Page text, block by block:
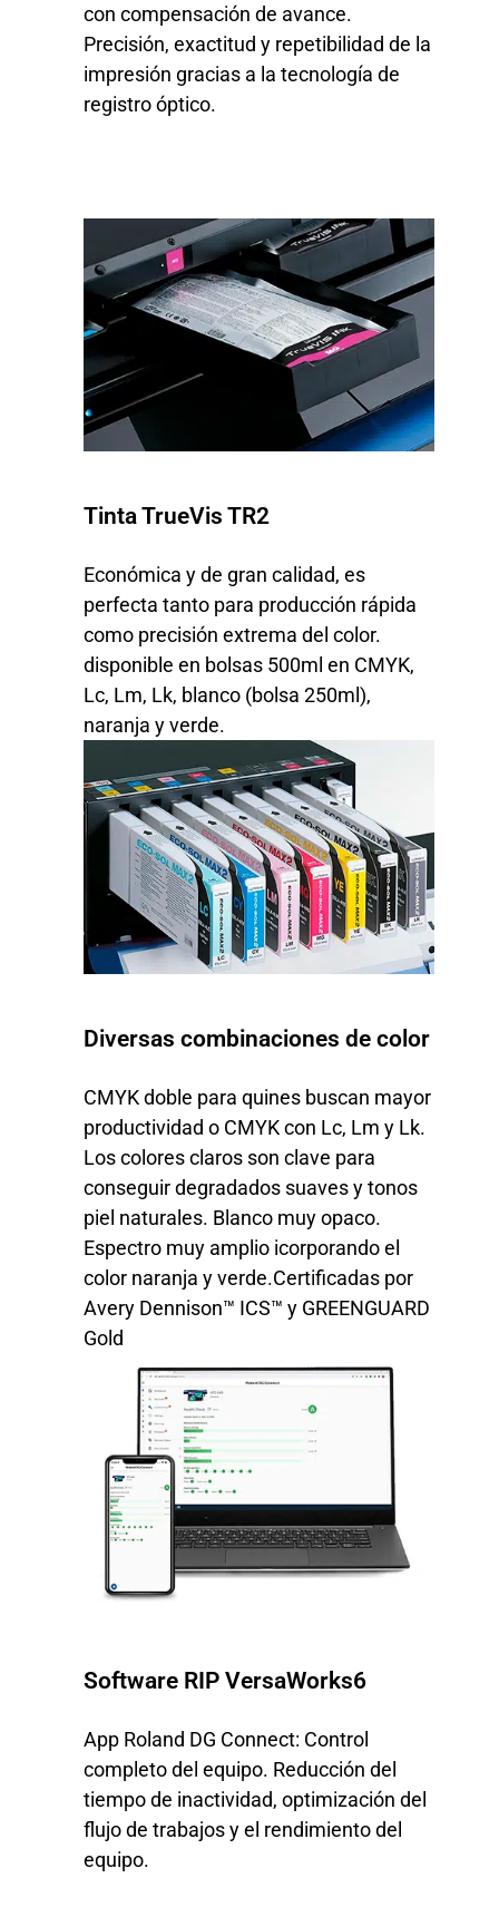
con compensación de avance.
Precisión, exactitud y repetibilidad de la
impresión gracias a la tecnología de
registro óptico.
Tinta TrueVis TR2
Económica y de gran calidad, es
perfecta tanto para producción rápida
como precisión extrema del color.
disponible en bolsas 500ml en CMYK,
Lc, Lm, Lk, blanco (bolsa 250ml),
naranja y verde.
Diversas combinaciones de color
CMYK doble para quines buscan mayor
productividad o CMYK con Lc, Lm y Lk.
Los colores claros son clave para
conseguir degradados suaves y tonos
piel naturales. Blanco muy opaco.
Espectro muy amplio icorporando el
color naranja y verde.Certificadas por
Avery Dennison™ ICS™ y GREENGUARD
Gold
Software RIP VersaWorks6
App Roland DG Connect: Control
completo del equipo. Reducción del
tiempo de inactividad, optimización del
flujo de trabajos y el rendimiento del
equipo.